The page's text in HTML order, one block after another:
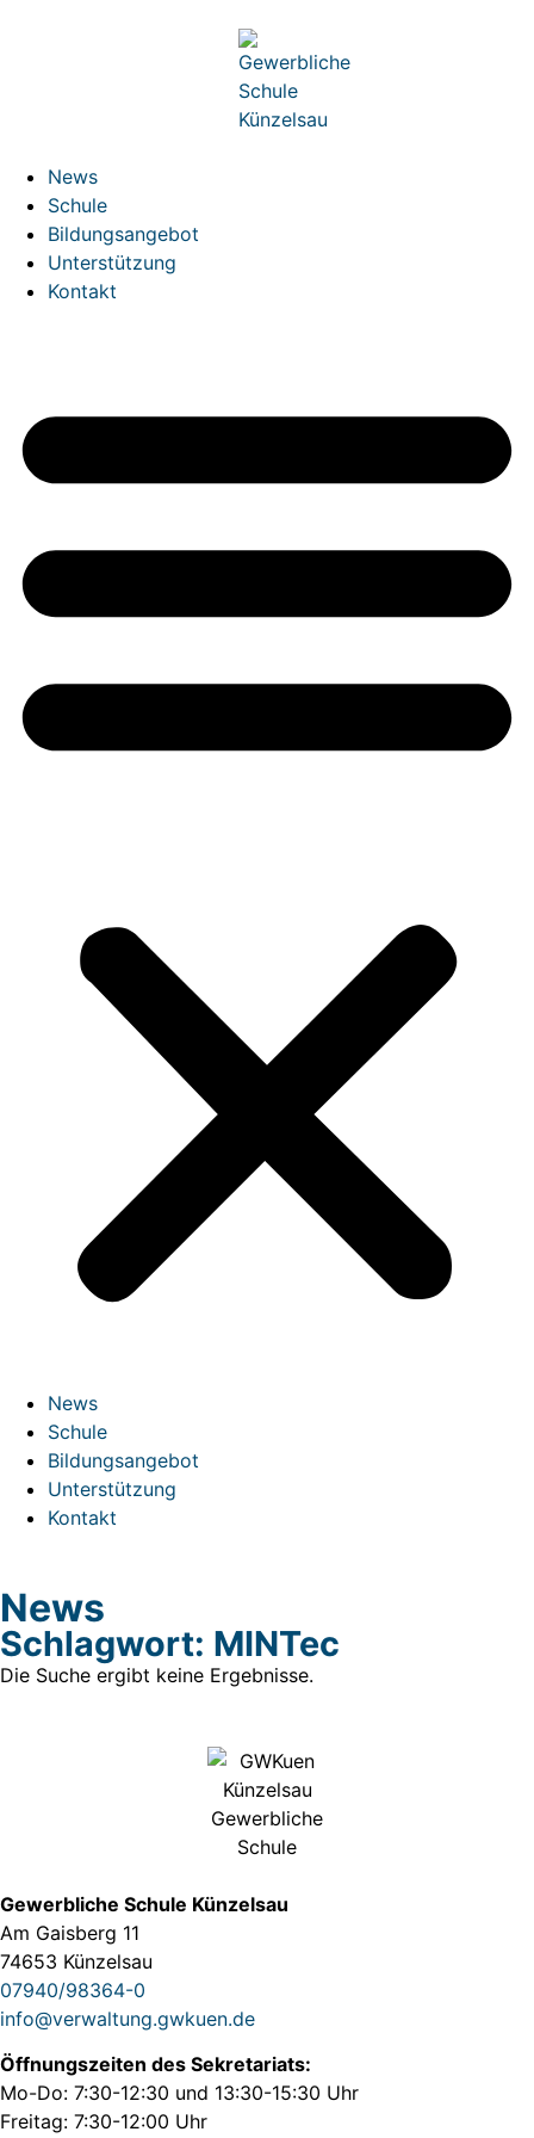
News
Schule
Bildungsangebot
Unterstützung
Kontakt
News
Schule
Bildungsangebot
Unterstützung
Kontakt
News
Schlagwort: MINTec
Die Suche ergibt keine Ergebnisse.
Gewerbliche Schule Künzelsau
Am Gaisberg 11
74653 Künzelsau
07940/98364-0
info@verwaltung.gwkuen.de
Öffnungszeiten des Sekretariats:
Mo-Do: 7:30-12:30 und 13:30-15:30 Uhr
Freitag: 7:30-12:00 Uhr